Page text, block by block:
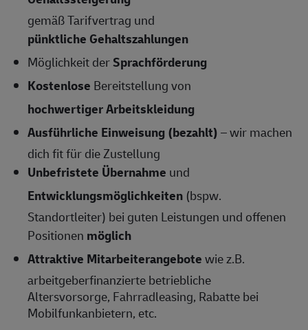
gemäß Tarifvertrag und
pünktliche Gehaltszahlungen
Möglichkeit derSprachförderung
Kostenlose Bereitstellung von
hochwertiger Arbeitskleidung
Ausführliche Einweisung (bezahlt)– wir machen
dich fit für die Zustellung
Unbefristete Übernahme und
Entwicklungsmöglichkeiten (bspw.
Standortleiter) bei guten Leistungen und offenen
Positionen möglich
Attraktive Mitarbeiterangebotewie z.B.
arbeitgeberfinanzierte betriebliche
Altersvorsorge, Fahrradleasing, Rabatte bei
Mobilfunkanbietern, etc.